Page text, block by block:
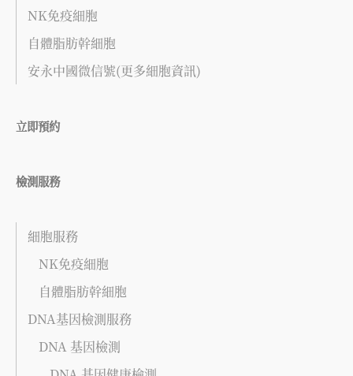
NK免疫細胞
自體脂肪幹細胞
安永中國微信號(更多細胞資訊)
立即預約
檢測服務
細胞服務
NK免疫細胞
自體脂肪幹細胞
DNA基因檢測服務
DNA 基因檢測